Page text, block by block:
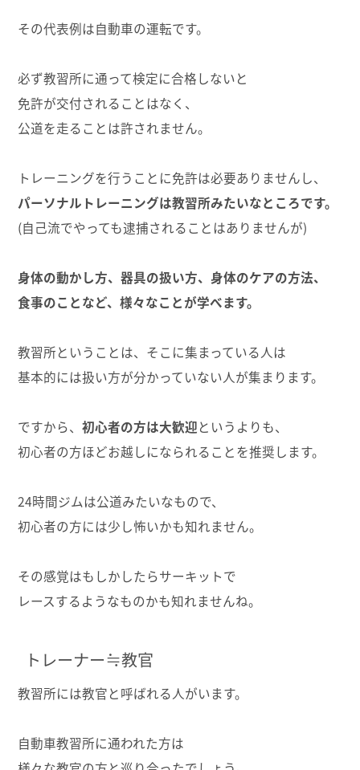
その代表例は自動車の運転です。
必ず教習所に通って検定に合格しないと
免許が交付されることはなく、
公道を走ることは許されません。
トレーニングを行うことに免許は必要ありませんし、
パーソナルトレーニングは教習所みたいなところです。
(自己流でやっても逮捕されることはありませんが)
身体の動かし方、器具の扱い方、身体のケアの方法、
食事のことなど、様々なことが学べます。
教習所ということは、そこに集まっている人は
基本的には扱い方が分かっていない人が集まります。
ですから、初心者の方は大歓迎というよりも、
初心者の方ほどお越しになられることを推奨します。
24時間ジムは公道みたいなもので、
初心者の方には少し怖いかも知れません。
その感覚はもしかしたらサーキットで
レースするようなものかも知れませんね。
トレーナー≒教官
教習所には教官と呼ばれる人がいます。
自動車教習所に通われた方は